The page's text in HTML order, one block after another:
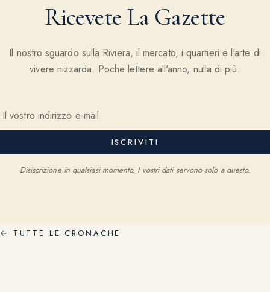
Ricevete La Gazette
Il nostro sguardo sulla Riviera, il mercato, i quartieri e l'arte di
vivere nizzarda. Poche lettere all'anno, nulla di più.
ISCRIVITI
Disiscrizione in qualsiasi momento. I vostri dati servono solo a questo.
← TUTTE LE CRONACHE